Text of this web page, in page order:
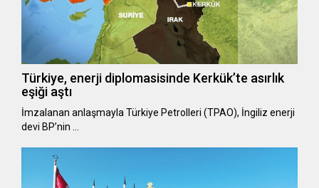
Türkiye, enerji diplomasisinde Kerkük’te asırlık
eşiği aştı
İmzalanan anlaşmayla Türkiye Petrolleri (TPAO), İngiliz enerji
devi BP’nin …